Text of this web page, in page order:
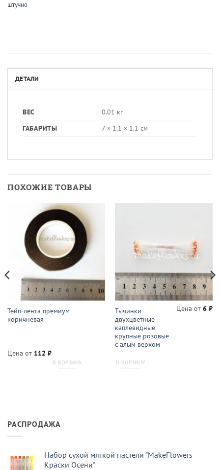
штучно
ДЕТАЛИ
ВЕС
0.01 кг
ГАБАРИТЫ
7 × 1.1 × 1.1 см
ПОХОЖИЕ ТОВАРЫ
Тейп-лента премиум
коричневая
Цена от 112 ₽
В КОРЗИНУ
Тычинки
двухцветные
каплевидные
крупные розовые
с алым верхом
Цена от6₽
В КОРЗИНУ
РАСПРОДАЖА
Набор сухой мягкой пастели "MakeFlowers
Краски Осени"